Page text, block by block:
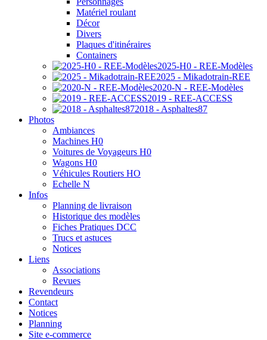
Matériel roulant
Décor
Divers
Plaques d'itinéraires
Containers
2025-H0 - REE-Modèles
2025 - Mikadotrain-REE
2020-N - REE-Modèles
2019 - REE-ACCESS
2018 - Asphaltes87
Photos
Ambiances
Machines H0
Voitures de Voyageurs H0
Wagons H0
Véhicules Routiers HO
Echelle N
Infos
Planning de livraison
Historique des modèles
Fiches Pratiques DCC
Trucs et astuces
Notices
Liens
Associations
Revues
Revendeurs
Contact
Notices
Planning
Site e-commerce